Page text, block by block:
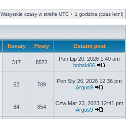
Wszystkie czasy w strefie UTC + 1 godzina (czas letni)
Tematy Posty Ostatni post
317 8572
Pon Lip 20, 2026 1:40 am
bobski66
52 789
Pon Sty 26, 2026 12:36 pm
Argus9
64 854
Czw Mar 23, 2023 12:41 pm
Argus9